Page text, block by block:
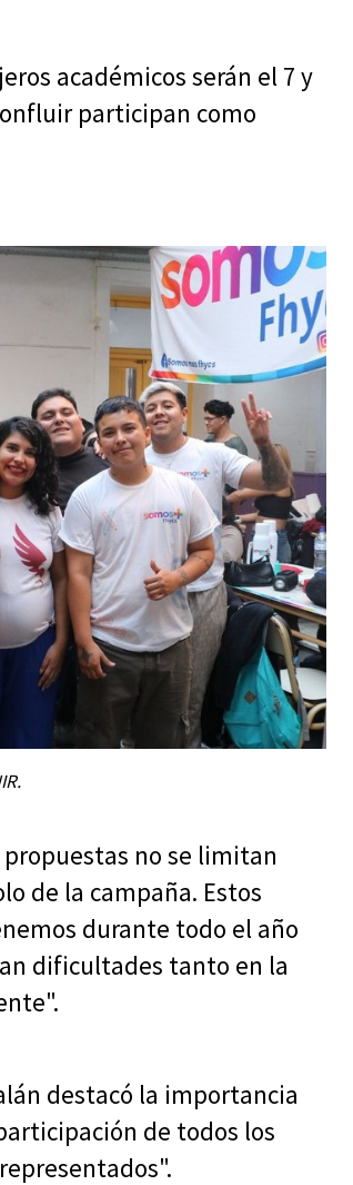
académicos serán el 7 y
participan como
no se limitan
de la campaña. Estos
durante todo el año
dificultades tanto en la
destacó la importancia
de todos los